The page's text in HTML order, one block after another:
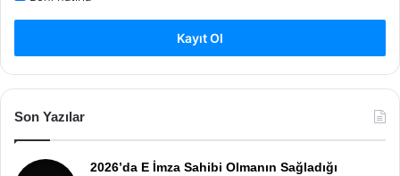
Kayıt Ol
Son Yazılar
2026’da E İmza Sahibi Olmanın Sağladığı